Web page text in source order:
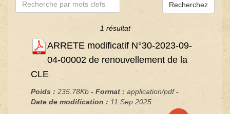
Recherchez
1 résultat
ARRETE modificatif N°30-2023-09-
04-00002 de renouvellement de la
CLE
Poids : 235.78Kb - Format : application/pdf-
Date de modification : 11 Sep 2025